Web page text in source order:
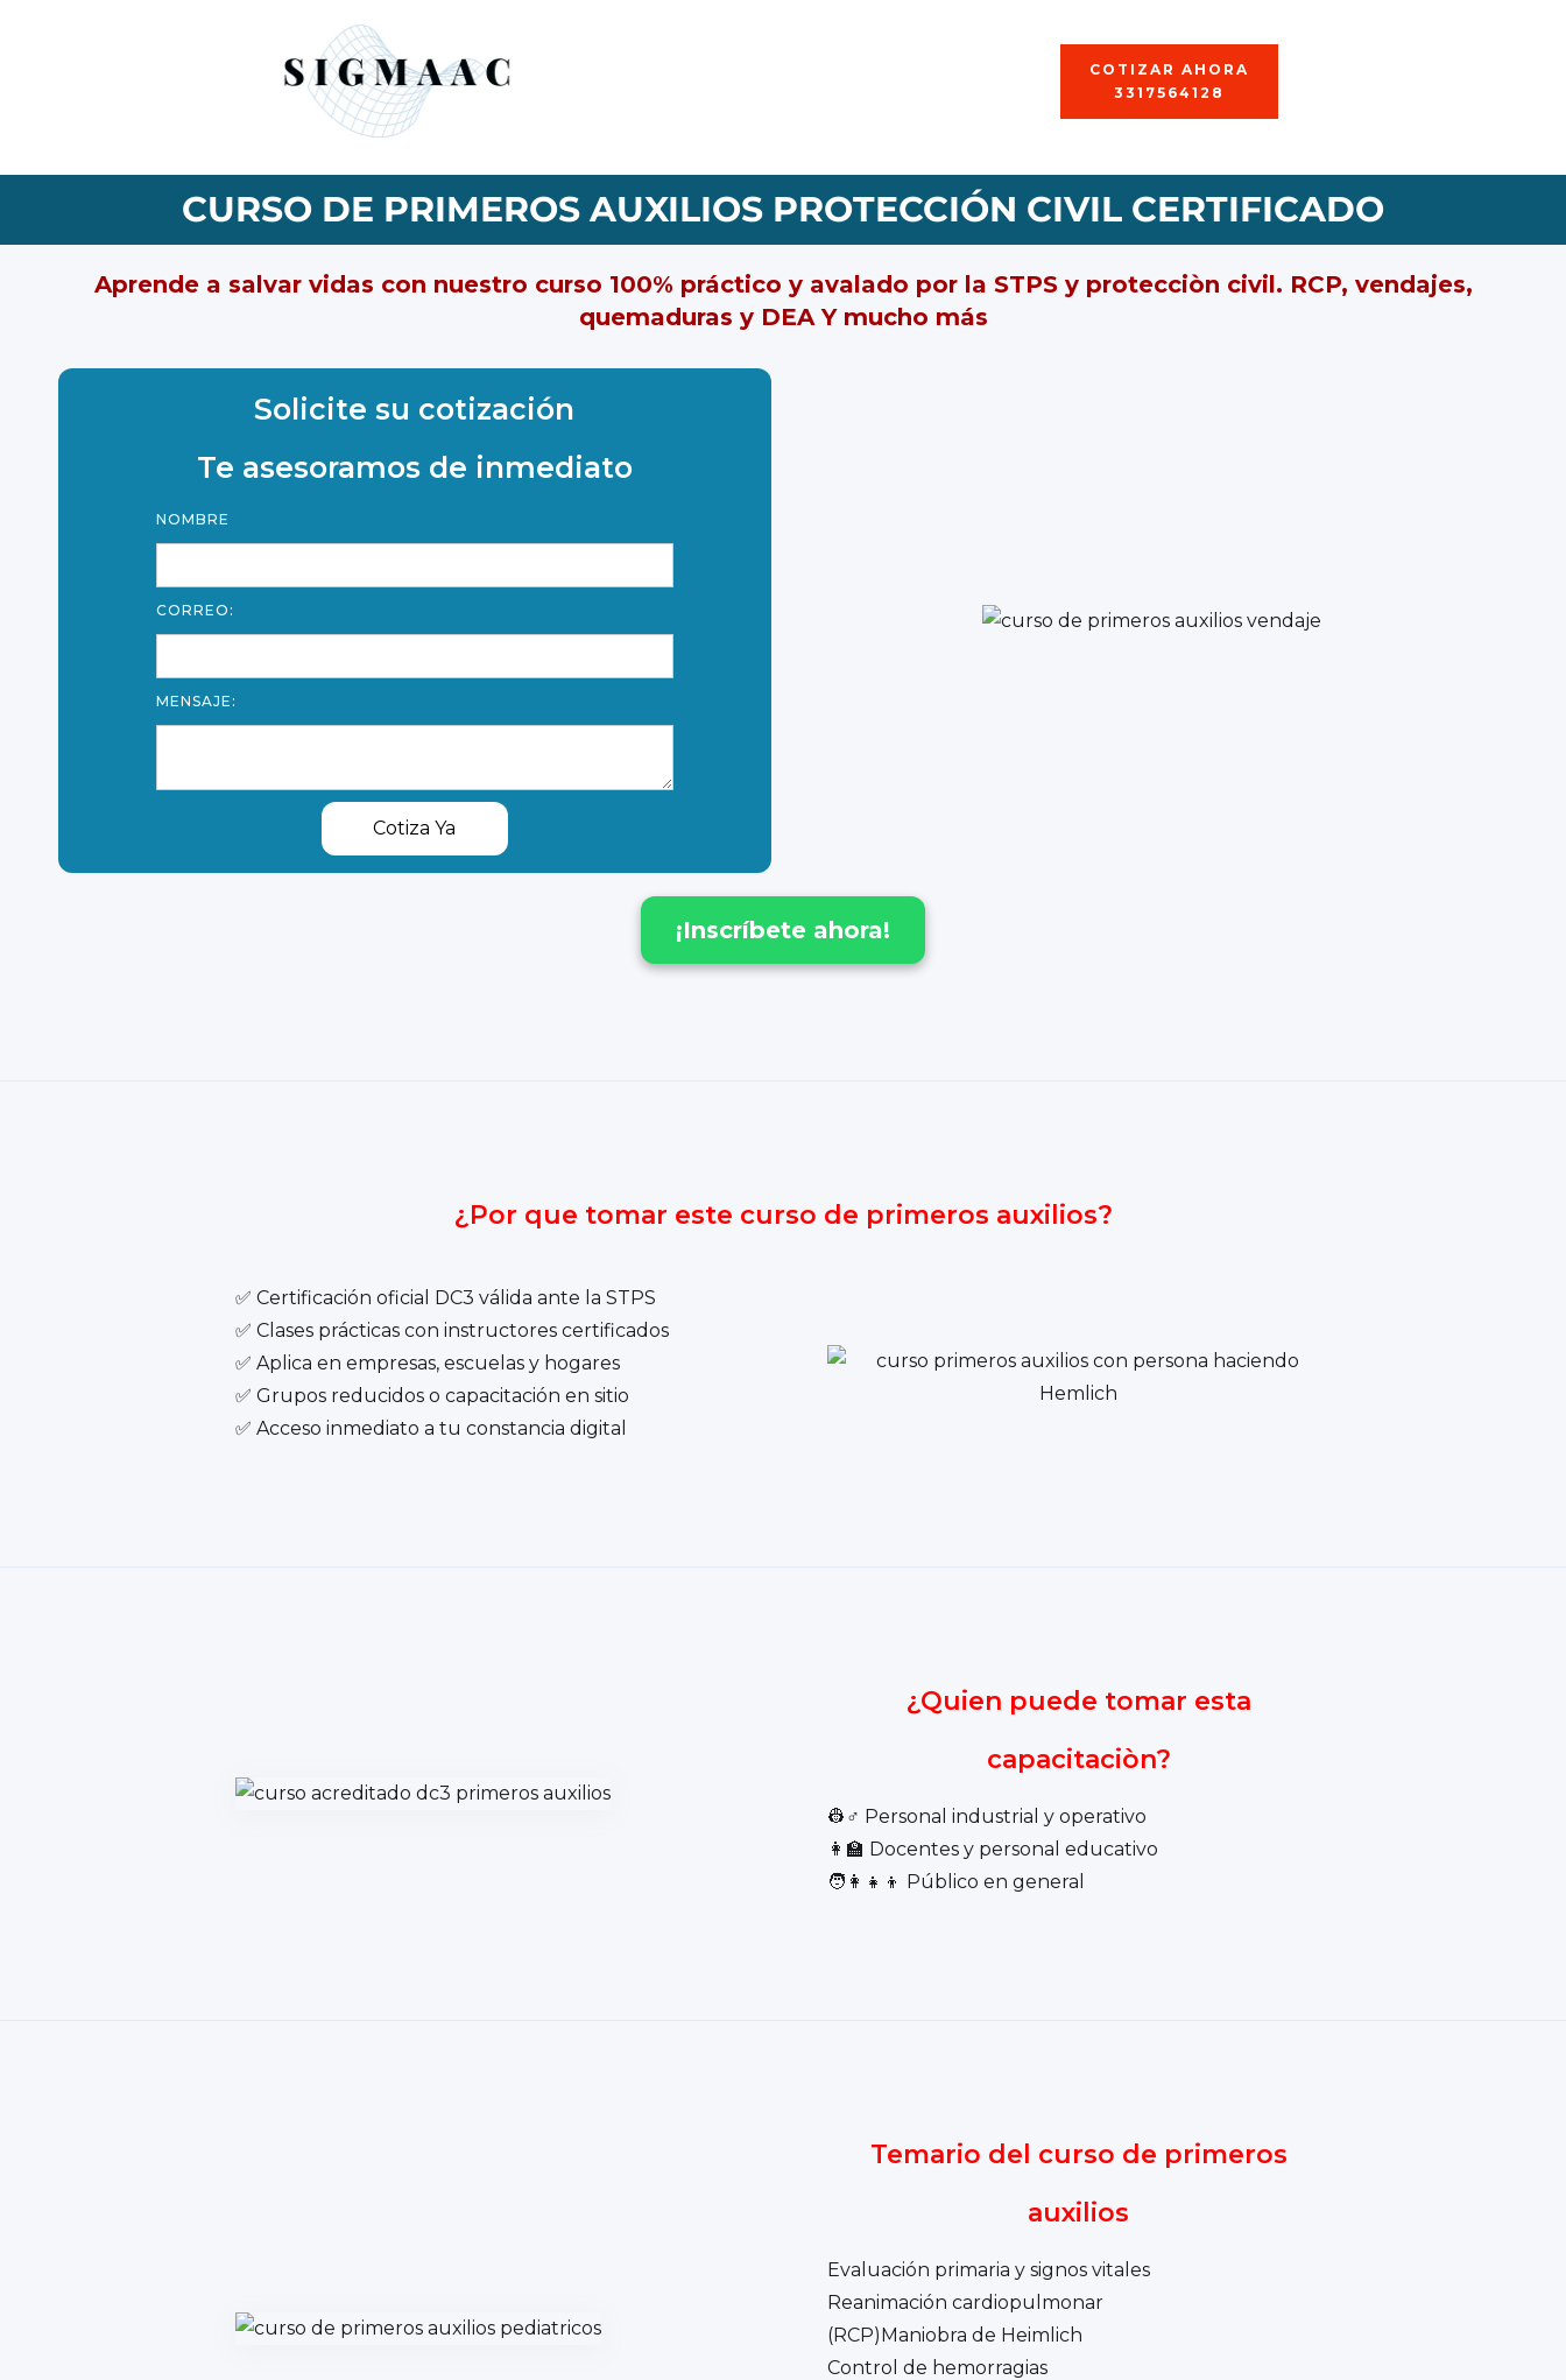
COTIZAR AHORA
3317564128
CURSO DE PRIMEROS AUXILIOS PROTECCIÓN CIVIL CERTIFICADO
Aprende a salvar vidas con nuestro curso 100% práctico y avalado por la STPS y protecciòn civil. RCP, vendajes,
quemaduras y DEA Y mucho más
Solicite su cotización
Te asesoramos de inmediato
NOMBRE
CORREO:
MENSAJE:
¡Inscríbete ahora!
¿Por que tomar este curso de primeros auxilios?
✅ Certificación oficial DC3 válida ante la STPS
✅ Clases prácticas con instructores certificados
✅ Aplica en empresas, escuelas y hogares
✅ Grupos reducidos o capacitación en sitio
✅ Acceso inmediato a tu constancia digital
¿Quien puede tomar esta
capacitaciòn?
👷♂️ Personal industrial y operativo
👩🏫 Docentes y personal educativo
🧑👩👧👦 Público en general
Temario del curso de primeros
auxilios
Evaluación primaria y signos vitales
Reanimación cardiopulmonar
(RCP)Maniobra de Heimlich
Control de hemorragias